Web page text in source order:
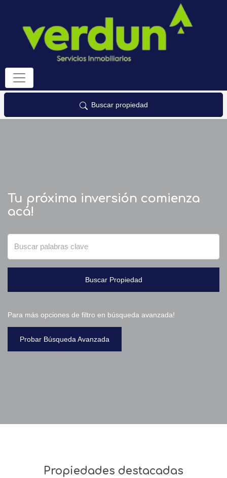
Buscar propiedad
Tu próxima inversión comienza
acá!
Buscar Propiedad
Para más opciones de filtro en búsqueda avanzada!
Probar Búsqueda Avanzada
Propiedades destacadas